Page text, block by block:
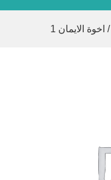
/ اخوة الايمان 1